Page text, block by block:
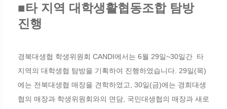
■타 지역 대학생활협동조합 탐방
진행
경북대생협 학생위원회 CANDI에서는 6월 29일~30일간 타
지역의 대학생협 탐방을 기획하여 진행하였습니다. 29일(목)
에는 전북대생협 매장을 견학하였고, 30일(금)에는 경희대생
협의 매장과 학생위원회와의 면담, 국민대생협의 매장과 새로